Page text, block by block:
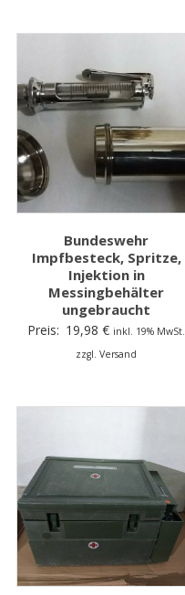
Bundeswehr
Impfbesteck, Spritze,
Injektion in
Messingbehälter
ungebraucht
Preis: 19,98€ inkl. 19% MwSt.
zzgl. Versand